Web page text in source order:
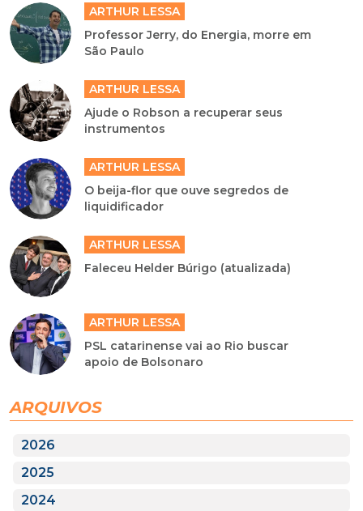
ARTHUR LESSA
Professor Jerry, do Energia, morre em
São Paulo
ARTHUR LESSA
Ajude o Robson a recuperar seus
instrumentos
ARTHUR LESSA
O beija-flor que ouve segredos de
liquidificador
ARTHUR LESSA
Faleceu Helder Búrigo (atualizada)
ARTHUR LESSA
PSL catarinense vai ao Rio buscar
apoio de Bolsonaro
ARQUIVOS
2026
2025
2024